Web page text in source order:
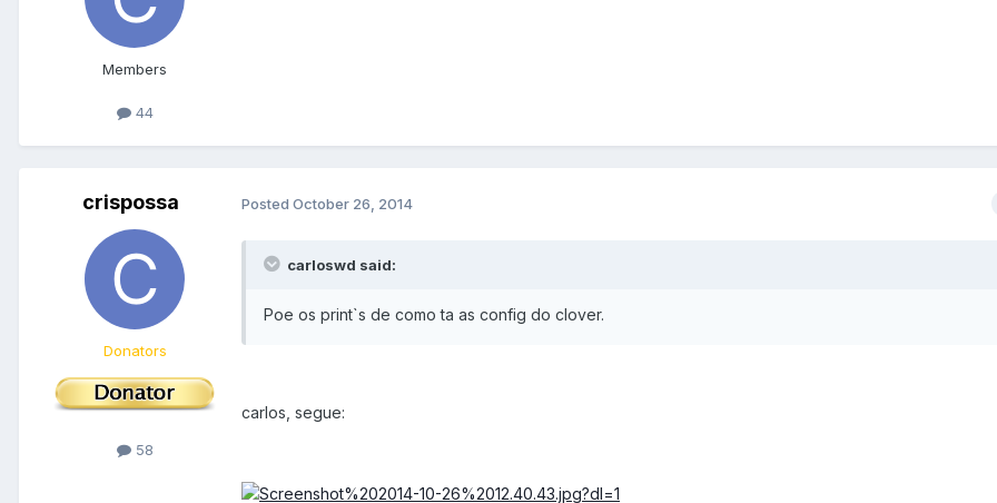
Members
44
crispossa
Donators
58
Posted October 26, 2014
carloswd said:
Poe os print`s de como ta as config do clover.
carlos, segue: